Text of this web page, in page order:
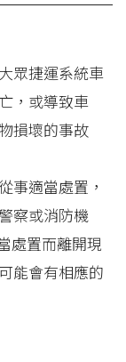
眾捷運系統車
，或導致車
損壞的事故
事適當處置，
察或消防機
處置而離開現
能會有相應的